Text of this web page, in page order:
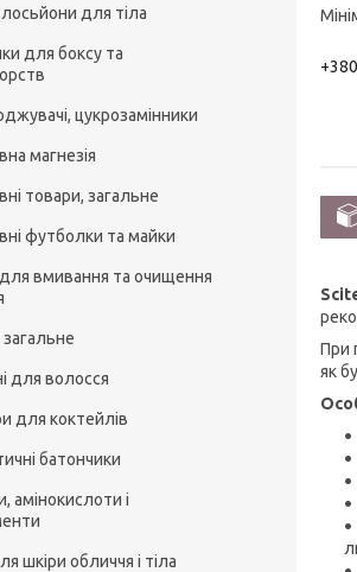
При
як
для тіла
для боксу та
цукрозамінники
магнезія
товари, загальне
футболки та майки
вмивання та очищення
для волосся
для коктейлів
батончики
амінокислоти і
шкіри обличчя і тіла